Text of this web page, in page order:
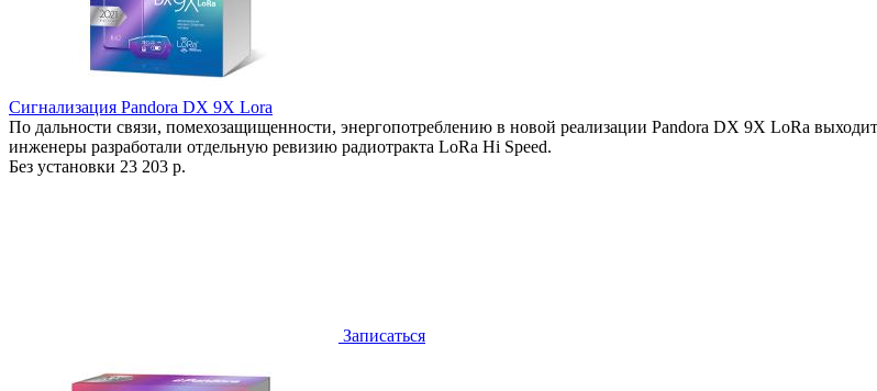
Сигнализация Pandora DX 9X Lora
По дальности связи, помехозащищенности, энергопотреблению в новой реализации Pandora DX 9X LoRa
инженеры разработали отдельную ревизию радиотракта LoRa Hi Speed.
Без установки 23 203 р.
Записаться